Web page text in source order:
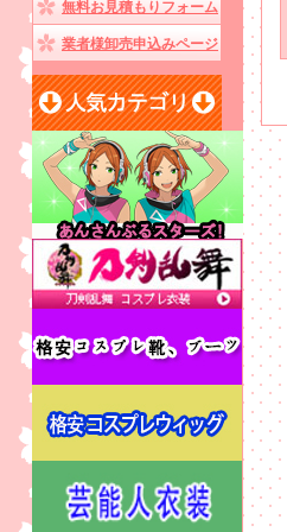
無料お見積もりフォーム
業者様卸売申込みページ